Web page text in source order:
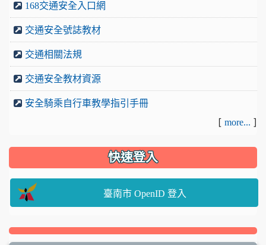
168交通安全入口網
交通安全號誌教材
交通相關法規
交通安全教材資源
安全騎乘自行車教學指引手冊
[ more... ]
快速登入
臺南市 OpenID 登入